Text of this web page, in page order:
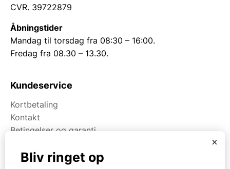
CVR. 39722879
Åbningstider
Mandag til torsdag fra 08:30 – 16:00.
Fredag fra 08.30 – 13.30.
Kundeservice
Kortbetaling
Kontakt
Betingelser og garanti
Om Kpa Udlejning
x
Bliv ringet op